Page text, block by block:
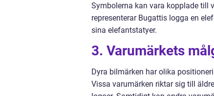
Symbolerna kan vara kopplade till
representerar Bugattis logga en
sina elefantstatyer.
3. Varumärkets
Dyra bilmärken har olika
Vissa varumärken riktar sig till